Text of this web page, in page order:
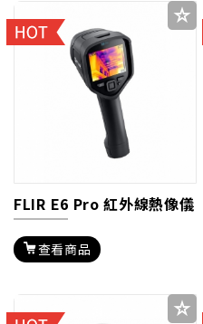
FLIR E6 Pro 紅外線熱像儀
查看商品